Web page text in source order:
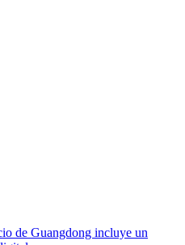
de Guangdong incluye un